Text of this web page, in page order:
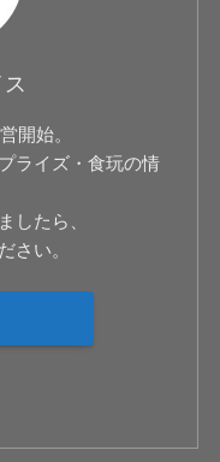
開始。
ライズ・食玩の情
したら、
さい。